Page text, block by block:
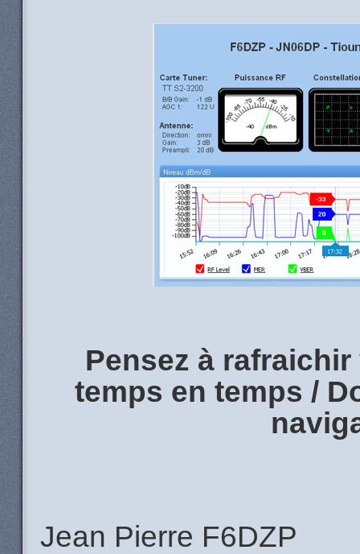
Pensez à
temps en temps /
Jean Pierre F6DZP